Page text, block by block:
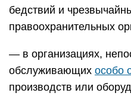
бедствий и
правоохранительных
— в организациях,
обслуживающих особо
производств или